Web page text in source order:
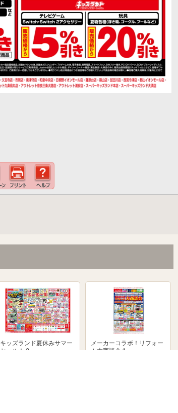
キッズランド夏休みサマー
セール！ 2
メーカーコラボ！リフォー
ム大商談会 1